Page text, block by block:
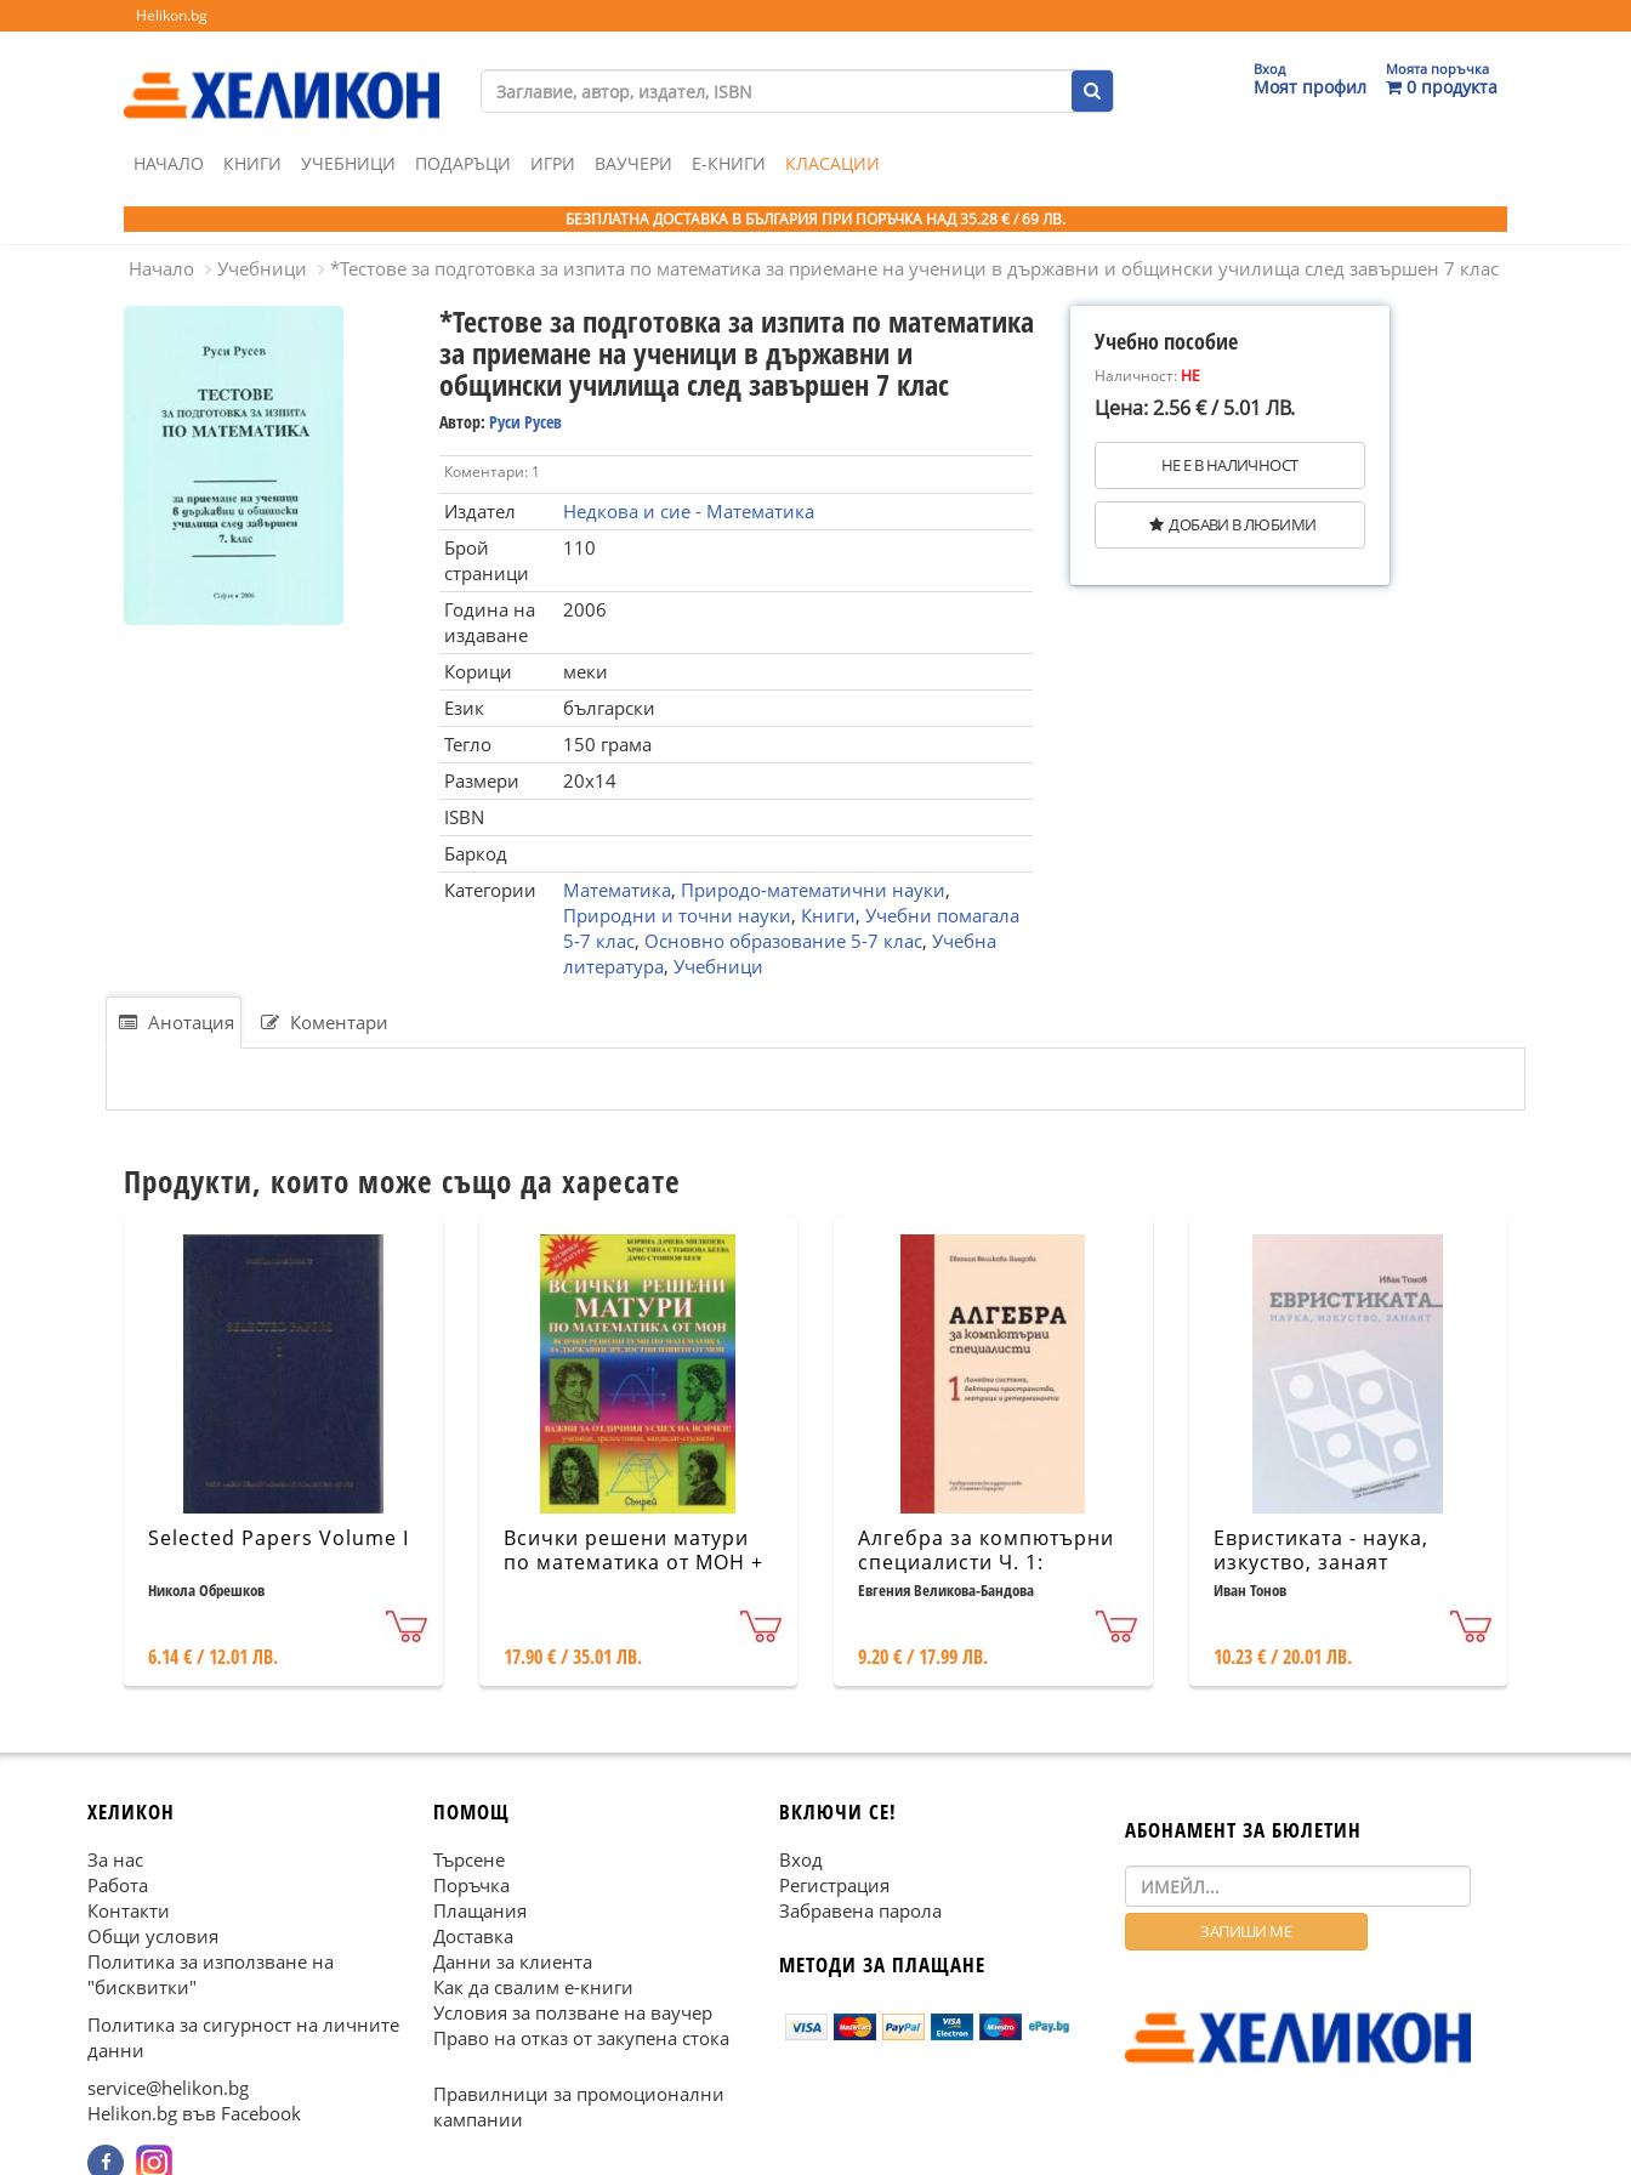
Helikon.bg
Вход
Моят профил
Моята поръчка
0 продукта
НАЧАЛО КНИГИ УЧЕБНИЦИ ПОДАРЪЦИ ИГРИ ВАУЧЕРИ Е-КНИГИ КЛАСАЦИИ
БЕЗПЛАТНА ДОСТАВКА В БЪЛГАРИЯ ПРИ ПОРЪЧКА НАД 35.28 € / 69 ЛВ.
Начало Учебници *Тестове за подготовка за изпита по математика за приемане на ученици в държавни и общински училища след завършен 7 клас
*Тестове за подготовка за изпита по математика
за приемане на ученици в държавни и
общински училища след завършен 7 клас
Автор: Руси Русев
Коментари: 1
Издател
Недкова и сие - Математика
Брой
страници
110
Година на
издаване
2006
Корици
меки
Език
български
Тегло
150 грама
Размери
20x14
ISBN
Баркод
Категории
Математика, Природо-математични науки,
Природни и точни науки, Книги, Учебни помагала
5-7 клас, Основно образование 5-7 клас, Учебна
литература, Учебници
Учебно пособие
Наличност: НЕ
Цена: 2.56 € / 5.01 ЛВ.
НЕ Е В НАЛИЧНОСТ
ДОБАВИ В ЛЮБИМИ
Анотация Коментари
Продукти, които може също да харесате
Selected Papers Volume I
Никола Обрешков
6.14 € / 12.01 ЛВ.
Всички решени матури
по математика от МОН +
17.90 € / 35.01 ЛВ.
Алгебра за компютърни
специалисти Ч. 1:
Линейни системи,
векторни пространства,
матрици и детерминанти
Евгения Великова-Бандова
9.20 € / 17.99 ЛВ.
Евристиката - наука,
изкуство, занаят
Иван Тонов
10.23 € / 20.01 ЛВ.
ХЕЛИКОН
За нас
Работа
Контакти
Общи условия
Политика за използване на
"бисквитки"
Политика за сигурност на личните
данни
service@helikon.bg
Helikon.bg във Facebook
ПОМОЩ
Търсене
Поръчка
Плащания
Доставка
Данни за клиента
Как да свалим е-книги
Условия за ползване на ваучер
Право на отказ от закупена стока
Правилници за промоционални
кампании
ВКЛЮЧИ СЕ!
Вход
Регистрация
Забравена парола
МЕТОДИ ЗА ПЛАЩАНЕ
АБОНАМЕНТ ЗА БЮЛЕТИН